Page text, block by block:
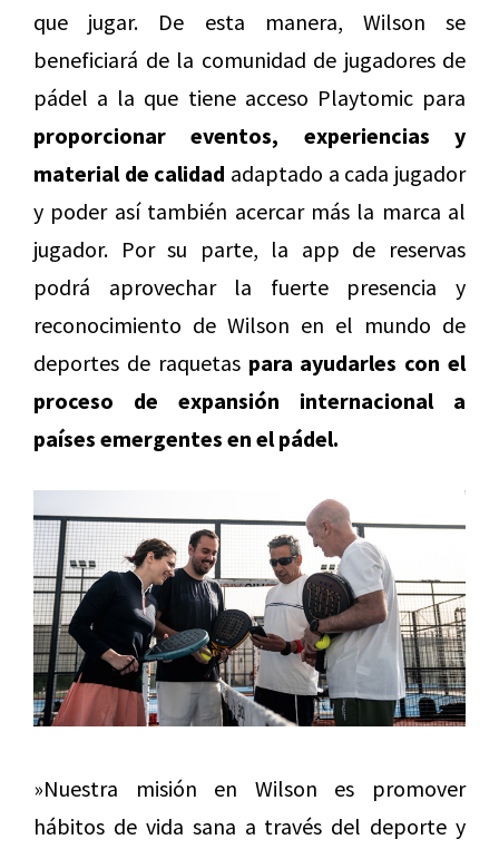
que jugar. De esta manera, Wilson se
beneficiará de la comunidad de jugadores de
pádel a la que tiene acceso Playtomic para
proporcionar eventos, experiencias y
material de calidad adaptado a cada jugador
y poder así también acercar más la marca al
jugador. Por su parte, la app de reservas
podrá aprovechar la fuerte presencia y
reconocimiento de Wilson en el mundo de
deportes de raquetas para ayudarles con el
proceso de expansión internacional a
países emergentes en el pádel.
»Nuestra misión en Wilson es promover
hábitos de vida sana a través del deporte y